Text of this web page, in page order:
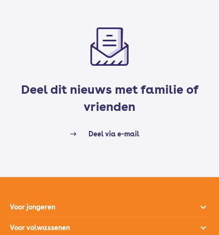
Deel dit nieuws met familie of
vrienden
Deel via e-mail
Voor jongeren
Opleidingen
Voor volwassenen